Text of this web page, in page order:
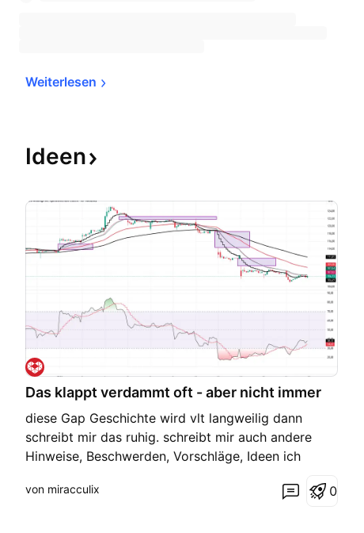
Weiterlesen
Ideen
Das klappt verdammt oft - aber nicht immer
diese Gap Geschichte wird vlt langweilig dann
schreibt mir das ruhig. schreibt mir auch andere
Hinweise, Beschwerden, Vorschläge, Ideen ich
Kommentarfunktion. Warum soll man sie nicht
von miracculix 0